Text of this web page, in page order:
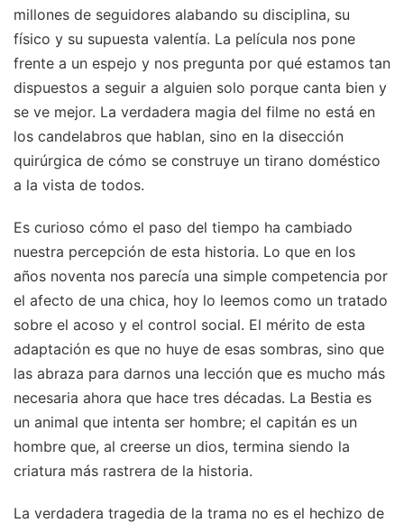
millones de seguidores alabando su disciplina, su
físico y su supuesta valentía. La película nos pone
frente a un espejo y nos pregunta por qué estamos tan
dispuestos a seguir a alguien solo porque canta bien y
se ve mejor. La verdadera magia del filme no está en
los candelabros que hablan, sino en la disección
quirúrgica de cómo se construye un tirano doméstico
a la vista de todos.
Es curioso cómo el paso del tiempo ha cambiado
nuestra percepción de esta historia. Lo que en los
años noventa nos parecía una simple competencia por
el afecto de una chica, hoy lo leemos como un tratado
sobre el acoso y el control social. El mérito de esta
adaptación es que no huye de esas sombras, sino que
las abraza para darnos una lección que es mucho más
necesaria ahora que hace tres décadas. La Bestia es
un animal que intenta ser hombre; el capitán es un
hombre que, al creerse un dios, termina siendo la
criatura más rastrera de la historia.
La verdadera tragedia de la trama no es el hechizo de